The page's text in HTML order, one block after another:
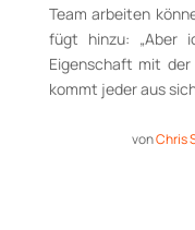
Team arbeiten
fügt hinzu: „Aber
Eigenschaft mit
kommt jeder aus
vonChris